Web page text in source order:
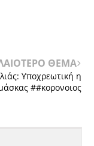
ΘΕΜΑ
Υποχρεωτική η
##κορονοιος